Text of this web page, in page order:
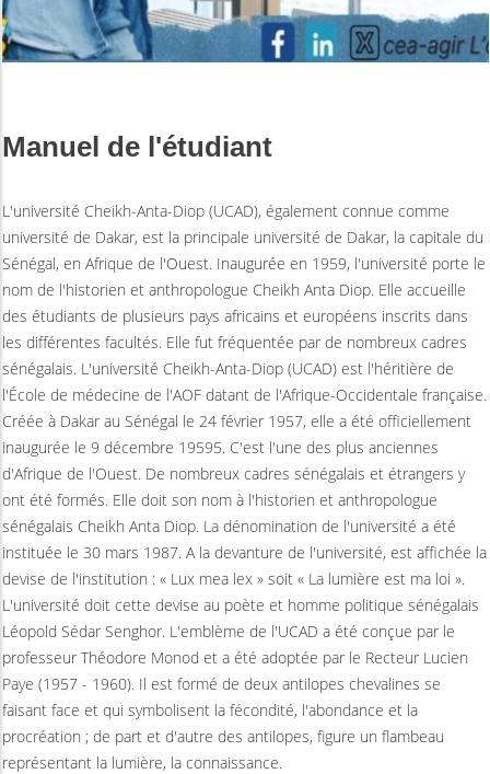
Manuel de l'étudiant
L'université Cheikh-Anta-Diop (UCAD), également connue comme
université de Dakar, est la principale université de Dakar, la capitale du
Sénégal, en Afrique de l'Ouest. Inaugurée en 1959, l'université porte le
nom de l'historien et anthropologue Cheikh Anta Diop. Elle accueille
des étudiants de plusieurs pays africains et européens inscrits dans
les différentes facultés. Elle fut fréquentée par de nombreux cadres
sénégalais. L'université Cheikh-Anta-Diop (UCAD) est l'héritière de
l'École de médecine de l'AOF datant de l'Afrique-Occidentale française.
Créée à Dakar au Sénégal le 24 février 1957, elle a été officiellement
inaugurée le 9 décembre 19595. C'est l'une des plus anciennes
d'Afrique de l'Ouest. De nombreux cadres sénégalais et étrangers y
ont été formés. Elle doit son nom à l'historien et anthropologue
sénégalais Cheikh Anta Diop. La dénomination de l'université a été
instituée le 30 mars 1987. A la devanture de l'université, est affichée la
devise de l'institution : « Lux mea lex » soit « La lumière est ma loi ».
L'université doit cette devise au poète et homme politique sénégalais
Léopold Sédar Senghor. L'emblème de l'UCAD a été conçue par le
professeur Théodore Monod et a été adoptée par le Recteur Lucien
Paye (1957 - 1960). Il est formé de deux antilopes chevalines se
faisant face et qui symbolisent la fécondité, l'abondance et la
procréation ; de part et d'autre des antilopes, figure un flambeau
représentant la lumière, la connaissance.